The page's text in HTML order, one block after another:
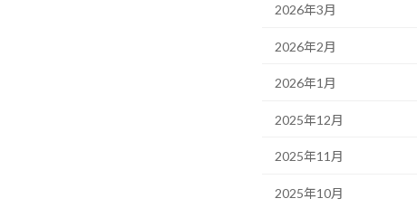
2026年3月
2026年2月
2026年1月
2025年12月
2025年11月
2025年10月